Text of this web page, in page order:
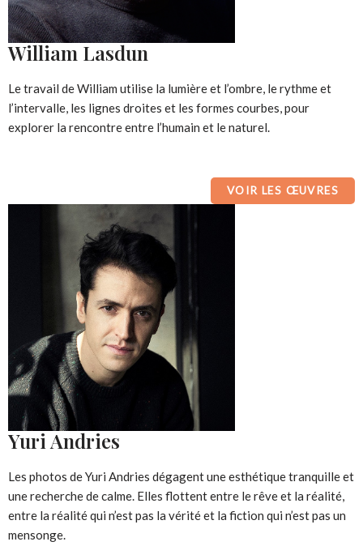
William Lasdun
Le travail de William utilise la lumière et l’ombre, le rythme et
l’intervalle, les lignes droites et les formes courbes, pour
explorer la rencontre entre l’humain et le naturel.
VOIR LES ŒUVRES
Yuri Andries
Les photos de Yuri Andries dégagent une esthétique tranquille et
une recherche de calme. Elles flottent entre le rêve et la réalité,
entre la réalité qui n’est pas la vérité et la fiction qui n’est pas un
mensonge.